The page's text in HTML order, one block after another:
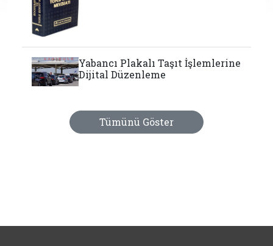
Yabancı Plakalı Taşıt İşlemlerine
Dijital Düzenleme
Tümünü Göster